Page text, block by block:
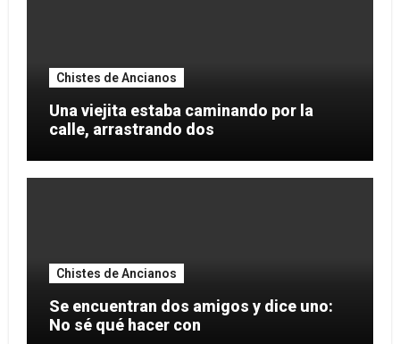
Chistes de Ancianos
Una viejita estaba caminando por la
calle, arrastrando dos
Chistes de Ancianos
Se encuentran dos amigos y dice uno:
No sé qué hacer con